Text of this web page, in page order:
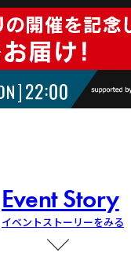
Event Story
イベントストーリーをみる